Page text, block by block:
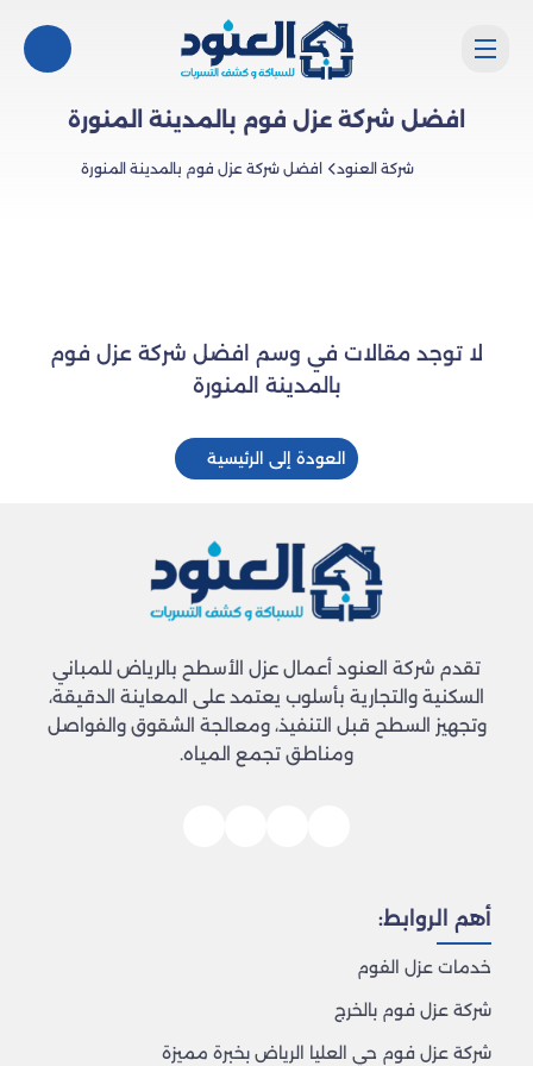
افضل شركة عزل فوم بالمدينة المنورة
شركة العنود افضل شركة عزل فوم بالمدينة المنورة
لا توجد مقالات في وسم افضل شركة عزل فوم
بالمدينة المنورة
العودة إلى الرئيسية
تقدم شركة العنود أعمال عزل الأسطح بالرياض للمباني
السكنية والتجارية بأسلوب يعتمد على المعاينة الدقيقة،
وتجهيز السطح قبل التنفيذ، ومعالجة الشقوق والفواصل
ومناطق تجمع المياه.
أهم الروابط:
خدمات عزل الفوم
شركة عزل فوم بالخرج
شركة عزل فوم حي العليا الرياض بخبرة مميزة